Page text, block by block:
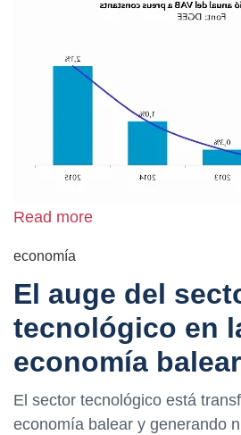
Read more
economía
El auge del
tecnológico en
economía balear
El sector tecnológico está
economía balear y generando